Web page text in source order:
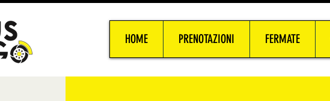
HOME PRENOTAZIONI FERMATE